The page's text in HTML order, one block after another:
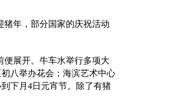
年，部分国家的庆祝活动
展开。牛车水举行多项大
八举办花会；海滨艺术中心
下月4日元宵节。除了有猪